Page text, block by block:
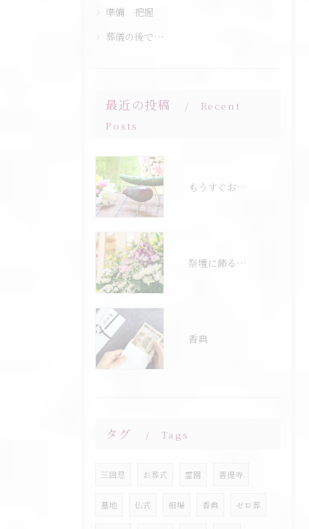
準備 把握
葬儀の後で…
最近の投稿
Recent
Posts
もうすぐお盆…
祭壇に飾る花について
香典
タグ Tags
三回忌 お葬式 霊園 菩提寺
墓地 仏式 相場 香典 ゼロ葬